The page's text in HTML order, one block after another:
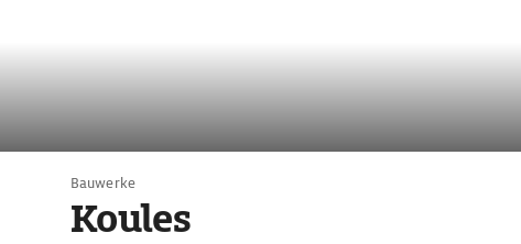
Bauwerke
Koules